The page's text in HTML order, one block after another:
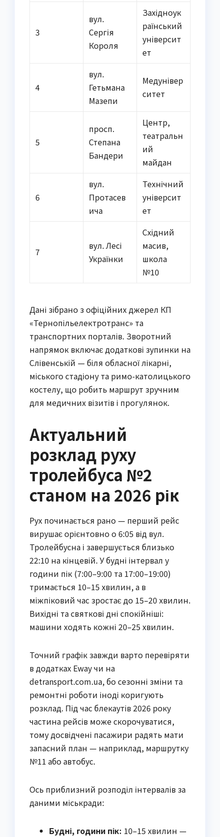
3
вул.
Сергія
Короля
Західноук
раїнський
університ
ет
4
вул.
Гетьмана
Мазепи
Медунівер
ситет
5
просп.
Степана
Бандери
Центр,
театральн
ий
майдан
6
вул.
Протасев
ича
Технічний
університ
ет
7
вул. Лесі
Українки
Східний
масив,
школа
№10
Дані зібрано з офіційних джерел КП
«Тернопільелектротранс» та
транспортних порталів. Зворотний
напрямок включає додаткові зупинки на
Слівенській — біля обласної лікарні,
міського стадіону та римо-католицького
костелу, що робить маршрут зручним
для медичних візитів і прогулянок.
Актуальний
розклад руху
тролейбуса №2
станом на 2026 рік
Рух починається рано — перший рейс
вирушає орієнтовно о 6:05 від вул.
Тролейбусна і завершується близько
22:10 на кінцевій. У будні інтервал у
години пік (7:00–9:00 та 17:00–19:00)
тримається 10–15 хвилин, а в
міжпіковий час зростає до 15–20 хвилин.
Вихідні та святкові дні спокійніші:
машини ходять кожні 20–25 хвилин.
Точний графік завжди варто перевіряти
в додатках Eway чи на
detransport.com.ua, бо сезонні зміни та
ремонтні роботи іноді коригують
розклад. Під час блекаутів 2026 року
частина рейсів може скорочуватися,
тому досвідчені пасажири радять мати
запасний план — наприклад, маршрутку
№11 або автобус.
Ось приблизний розподіл інтервалів за
даними міськради:
Будні, години пік: 10–15 хвилин —